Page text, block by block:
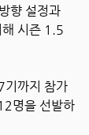
향 설정과
해 시즌 1.5
기까지 참가
명을 선발하